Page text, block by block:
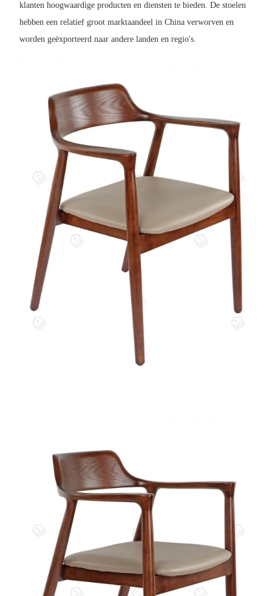
klanten hoogwaardige producten en diensten te bieden. De stoelen
hebben een relatief groot marktaandeel in China verworven en
worden geëxporteerd naar andere landen en regio's.